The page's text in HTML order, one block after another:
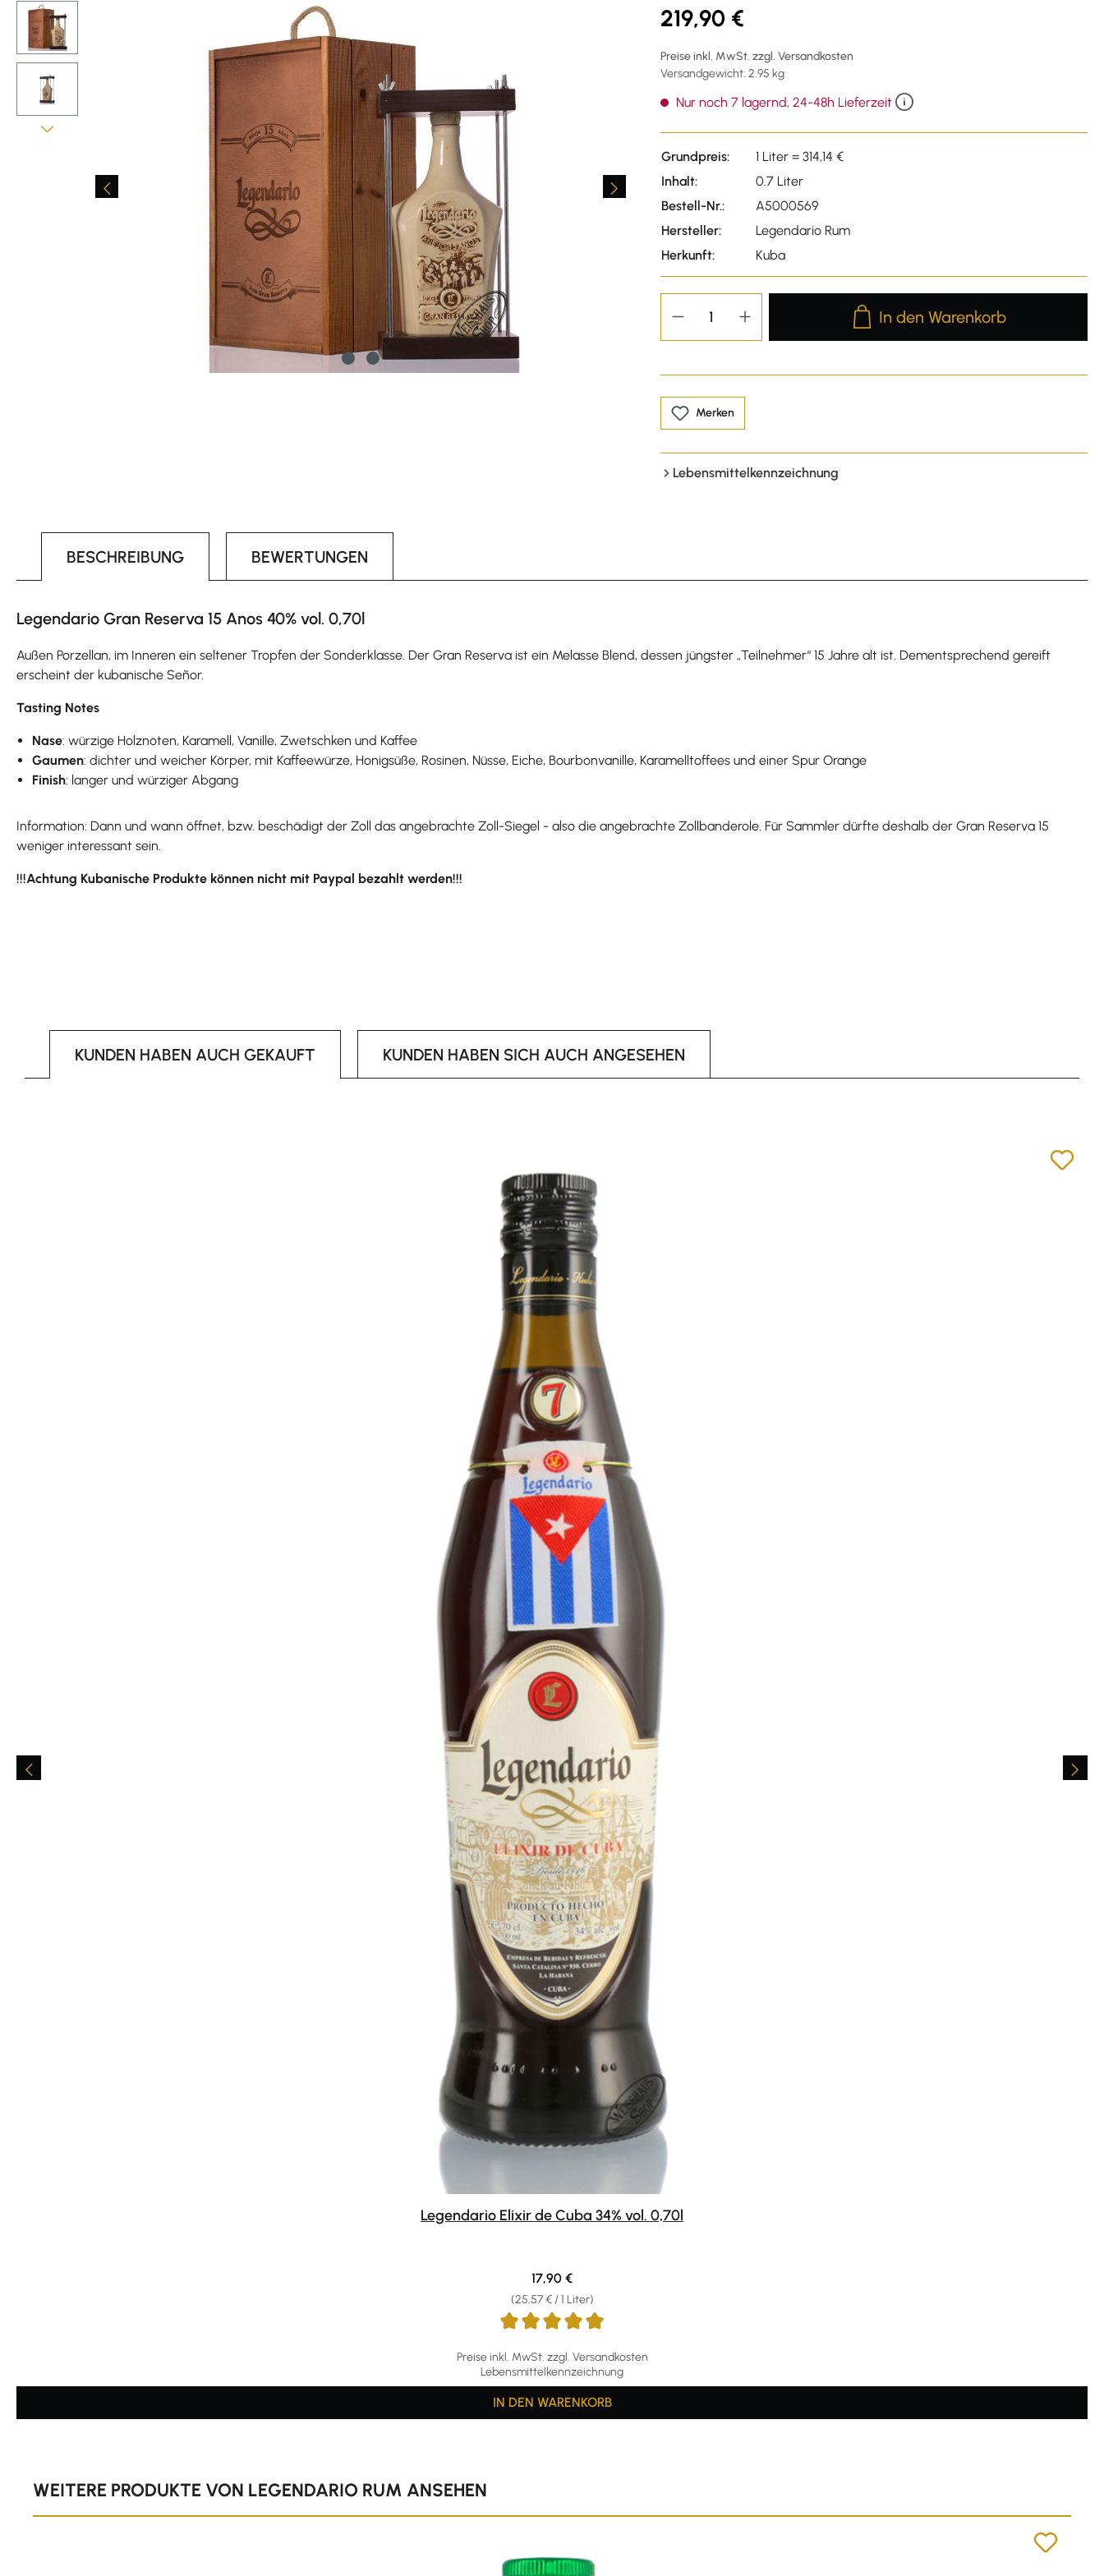
Bildergalerie überspringen 219,90 €
Preise inkl. MwSt. zzgl. Versandkosten
Versandgewicht: 2.95 kg
Nur noch 7 lagernd, 24-48h Lieferzeit
Grundpreis:
1 Liter = 314,14 €
Inhalt:
0.7 Liter
Bestell-Nr.:
A5000569
Hersteller:
Legendario Rum
Herkunft:
Kuba
Produkt Anzahl: Gib den
In den Warenkorb
Merken
Lebensmittelkennzeichnung
BESCHREIBUNG BEWERTUNGEN
Legendario Gran Reserva 15 Anos 40% vol. 0,70l
Außen Porzellan, im Inneren ein seltener Tropfen der Sonderklasse. Der Gran Reserva ist ein Melasse Blend, dessen jüngster „Teilnehmer“ 15 Jahre alt ist. Dementsprechend gereift
erscheint der kubanische Señor.
Tasting Notes
Nase: würzige Holznoten, Karamell, Vanille, Zwetschken und Kaffee
Gaumen: dichter und weicher Körper, mit Kaffeewürze, Honigsüße, Rosinen, Nüsse, Eiche, Bourbonvanille, Karamelltoffees und einer Spur Orange
Finish: langer und würziger Abgang
Information: Dann und wann öffnet, bzw. beschädigt der Zoll das angebrachte Zoll-Siegel - also die angebrachte Zollbanderole. Für Sammler dürfte deshalb der Gran Reserva 15
weniger interessant sein.
!!!Achtung Kubanische Produkte können nicht mit Paypal bezahlt werden!!!
KUNDEN HABEN AUCH GEKAUFT KUNDEN HABEN SICH AUCH ANGESEHEN
Legendario Elixir de Cuba 34% vol. 0,70l
Preise inkl. MwSt. zzgl. Versandkosten
Lebensmittelkennzeichnung
(25,57 € / 1 Liter)
Regulärer Preis:
17,90 €
IN DEN WARENKORB
WEITERE PRODUKTE VON LEGENDARIO RUM ANSEHEN